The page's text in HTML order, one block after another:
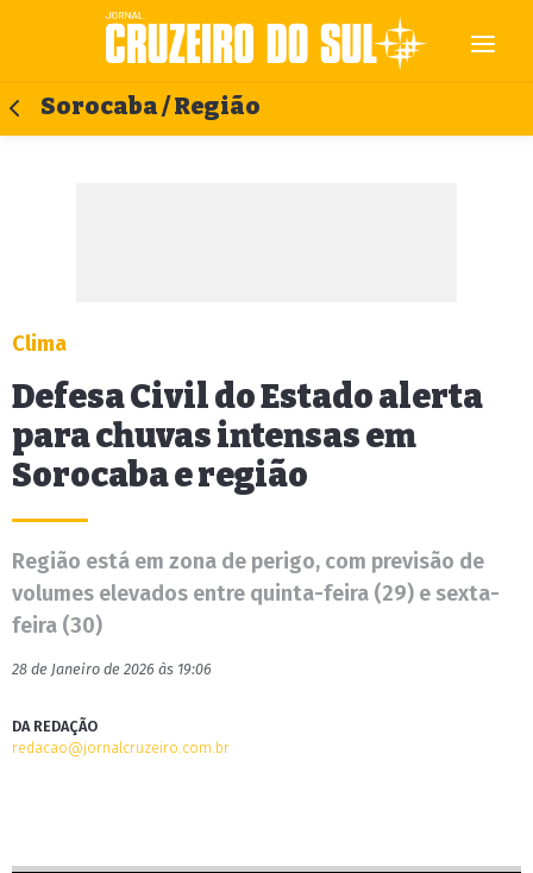
Sorocaba / Região
Clima
Defesa Civil do Estado alerta
para chuvas intensas em
Sorocaba e região
Região está em zona de perigo, com previsão de
volumes elevados entre quinta-feira (29) e sexta-
feira (30)
28 de Janeiro de 2026 às 19:06
DA REDAÇÃO
redacao@jornalcruzeiro.com.br